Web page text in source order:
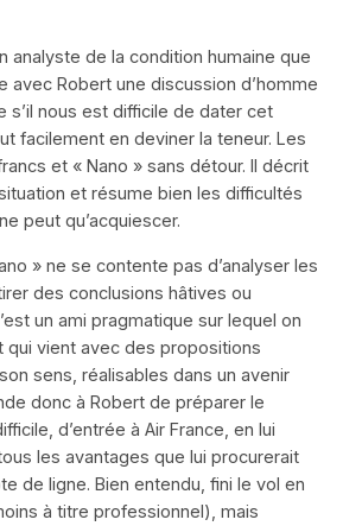
analyste de la condition humaine que
avec Robert une discussion d’homme
s’il nous est difficile de dater cet
facilement en deviner la teneur. Les
et « Nano »sans détour. Il décrit
et résume bien les difficultés
peut qu’acquiescer.
»ne se contente pas d’analyser les
des conclusions hâtives ou
un ami pragmatique sur lequel on
vient avec des propositions
sens, réalisables dans un avenir
donc à Robert de préparer le
d’entrée à Air France, en lui
les avantages que lui procurerait
de ligne. Bien entendu, fini le vol en
à titre professionnel), mais